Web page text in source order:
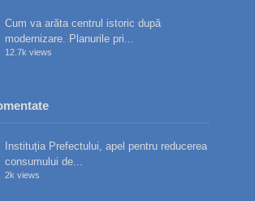
Cum va arăta centrul istoric după
modernizare. Planurile pri...
12.7k views
Instituția Prefectului, apel pentru reducerea
consumului de...
2k views